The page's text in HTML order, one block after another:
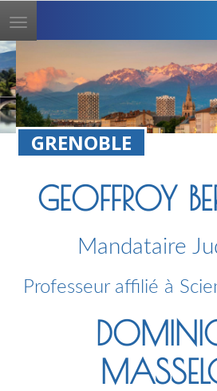
Toggle
navigation
GRENOBLE
GEOFFROY
Mandataire
Professeur affilié à